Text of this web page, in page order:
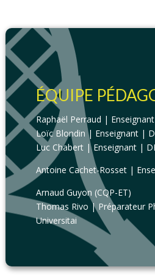
ÉQUIPE
Raphaël Perraud |
Loïc Blondin | Enseignant |
Luc Chabert | Enseignant |
Antoine Cachet-Rosset |
Arnaud Guyon (CQP-ET)
Thomas Rivo | Préparateur
Universitai